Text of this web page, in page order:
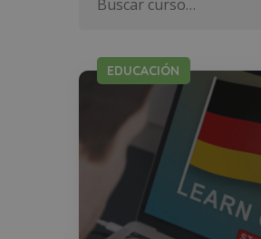
EDUCACIÓN